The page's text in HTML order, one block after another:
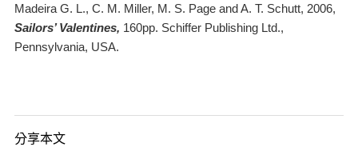
Madeira G. L., C. M. Miller, M. S. Page and A. T. Schutt, 2006,
Sailors’ Valentines, 160pp. Schiffer Publishing Ltd.,
Pennsylvania, USA.
分享本文